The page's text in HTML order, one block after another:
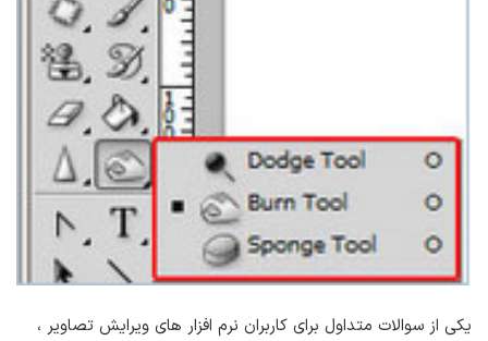
یکی از سوالات متداول برای کاربران نرم افزار های ویرایش تصاویر ،